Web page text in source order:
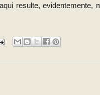
resulte, evidentemente,